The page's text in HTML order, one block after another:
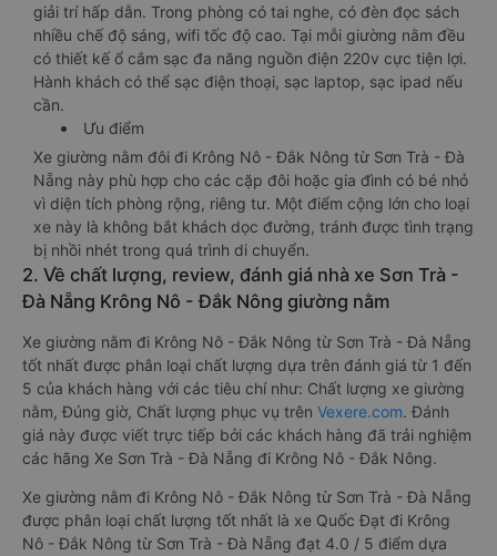
giải trí hấp dẫn. Trong phòng có tai nghe, có đèn đọc sách
nhiều chế độ sáng, wifi tốc độ cao. Tại mỗi giường nằm đều
có thiết kế ổ cắm sạc đa năng nguồn điện 220v cực tiện lợi.
Hành khách có thể sạc điện thoại, sạc laptop, sạc ipad nếu
cần.
Ưu điểm
Xe giường nằm đôi đi Krông Nô - Đắk Nông từ Sơn Trà - Đà
Nẵng này phù hợp cho các cặp đôi hoặc gia đình có bé nhỏ
vì diện tích phòng rộng, riêng tư. Một điểm cộng lớn cho loại
xe này là không bắt khách dọc đường, tránh được tình trạng
bị nhồi nhét trong quá trình di chuyển.
2. Về chất lượng, review, đánh giá nhà xe Sơn Trà -
Đà Nẵng Krông Nô - Đắk Nông giường nằm
Xe giường nằm đi Krông Nô - Đắk Nông từ Sơn Trà - Đà Nẵng
tốt nhất được phân loại chất lượng dựa trên đánh giá từ 1 đến
5 của khách hàng với các tiêu chí như: Chất lượng xe giường
nằm, Đúng giờ, Chất lượng phục vụ trên Vexere.com. Đánh
giá này được viết trực tiếp bởi các khách hàng đã trải nghiệm
các hãng Xe Sơn Trà - Đà Nẵng đi Krông Nô - Đắk Nông.
Xe giường nằm đi Krông Nô - Đắk Nông từ Sơn Trà - Đà Nẵng
được phân loại chất lượng tốt nhất là xe Quốc Đạt đi Krông
Nô - Đắk Nông từ Sơn Trà - Đà Nẵng đạt 4.0 / 5 điểm dựa